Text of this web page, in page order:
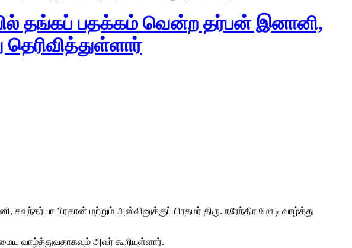
தங்கப் பதக்கம் வென்ற தர்பன் இனானி,
தெரிவித்துள்ளார்
பிரதான் மற்றும் அஸ்வினுக்குப் பிரதமர் திரு. நரேந்திர மோடி வாழ்த்து
வாழ்த்துவதாகவும் அவர் கூறியுள்ளார்.